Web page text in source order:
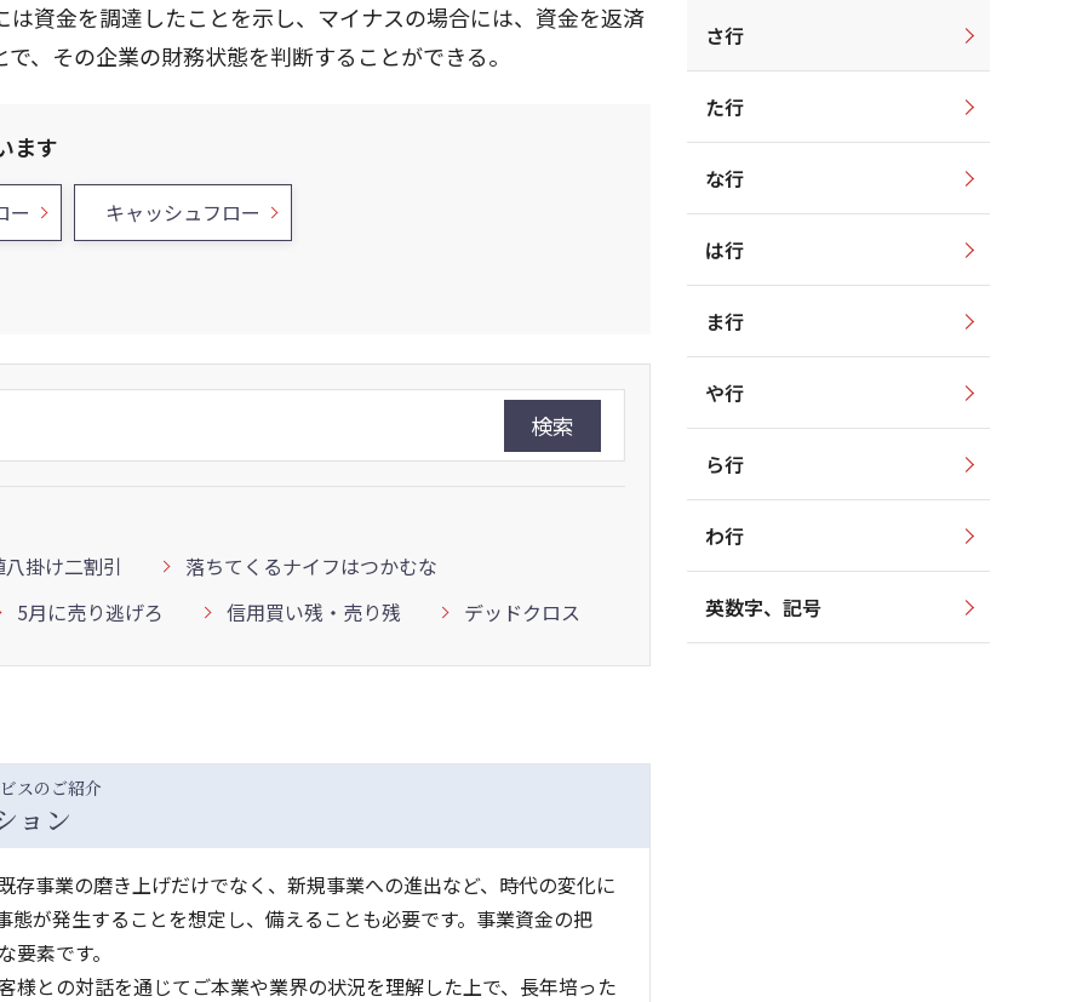
資金を調達したことを示し、マイナスの場合には、資金を返済
、その企業の財務状態を判断することができる。
ます
ー キャッシュフロー
検索
掛け二割引
落ちてくるナイフはつかむな
5月に売り逃げろ 信用買い残・売り残 デッドクロス
スのご紹介
ョン
事業の磨き上げだけでなく、新規事業への進出など、時代の変化に
が発生することを想定し、備えることも必要です。事業資金の把
素です。
との対話を通じてご本業や業界の状況を理解した上で、長年培った
さ行
た行
な行
は行
ま行
や行
ら行
わ行
英数字、記号